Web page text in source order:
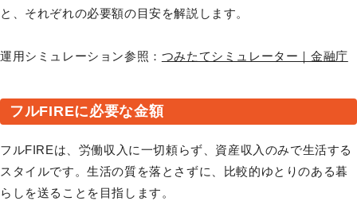
と、それぞれの必要額の目安を解説します。
運用シミュレーション参照： つみたてシミュレーター｜金融庁
フルFIREに必要な金額
フルFIREは、労働収入に一切頼らず、資産収入のみで生活する
スタイルです。生活の質を落とさずに、比較的ゆとりのある暮
らしを送ることを目指します。